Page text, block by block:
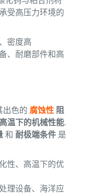
受高压力环境的
密度高
、耐磨部件和高
出色的 腐蚀性 阻
高温下的机械性能.
和 耐极端条件是
性、高温下的优
理设备、海洋应